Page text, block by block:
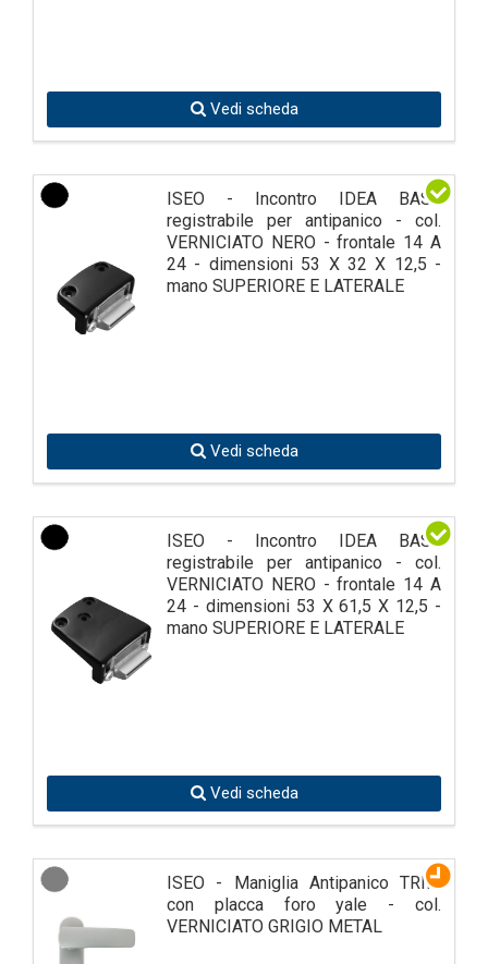
Vedi scheda
ISEO - Incontro IDEA BASE
registrabile per antipanico - col.
VERNICIATO NERO - frontale 14 A
24 - dimensioni 53 X 32 X 12,5 -
mano SUPERIORE E LATERALE
Vedi scheda
ISEO - Incontro IDEA BASE
registrabile per antipanico - col.
VERNICIATO NERO - frontale 14 A
24 - dimensioni 53 X 61,5 X 12,5 -
mano SUPERIORE E LATERALE
Vedi scheda
ISEO - Maniglia Antipanico TRIM
con placca foro yale - col.
VERNICIATO GRIGIO METAL